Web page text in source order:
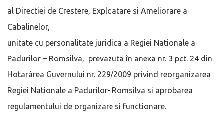
al Directiei de Crestere, Exploatare si Ameliorare a
Cabalinelor,
unitate cu personalitate juridica a Regiei Nationale a
Padurilor – Romsilva, prevazuta în anexa nr. 3 pct. 24 din
Hotarârea Guvernului nr. 229/2009 privind reorganizarea
Regiei Nationale a Padurilor- Romsilva si aprobarea
regulamentului de organizare si functionare.